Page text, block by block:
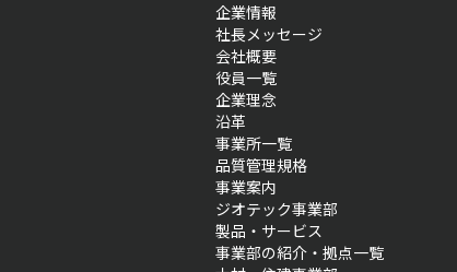
企業情報
社長メッセージ
会社概要
役員一覧
企業理念
沿革
事業所一覧
品質管理規格
事業案内
ジオテック事業部
製品・サービス
事業部の紹介・拠点一覧